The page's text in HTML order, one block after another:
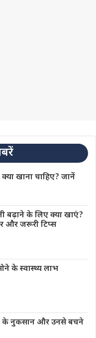
खाना चाहिए? जानें
बढ़ाने के लिए क्या खाएं?
और जरूरी टिप्स
के स्वास्थ्य लाभ
के नुकसान और उनसे बचने